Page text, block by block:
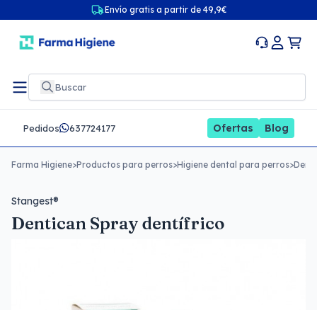
Envío gratis a partir de 49,9€
Pedidos 637724177 Ofertas Blog
Farma Higiene>Productos para perros>Higiene dental para perros>
Stangest®
Dentican Spray dentífrico